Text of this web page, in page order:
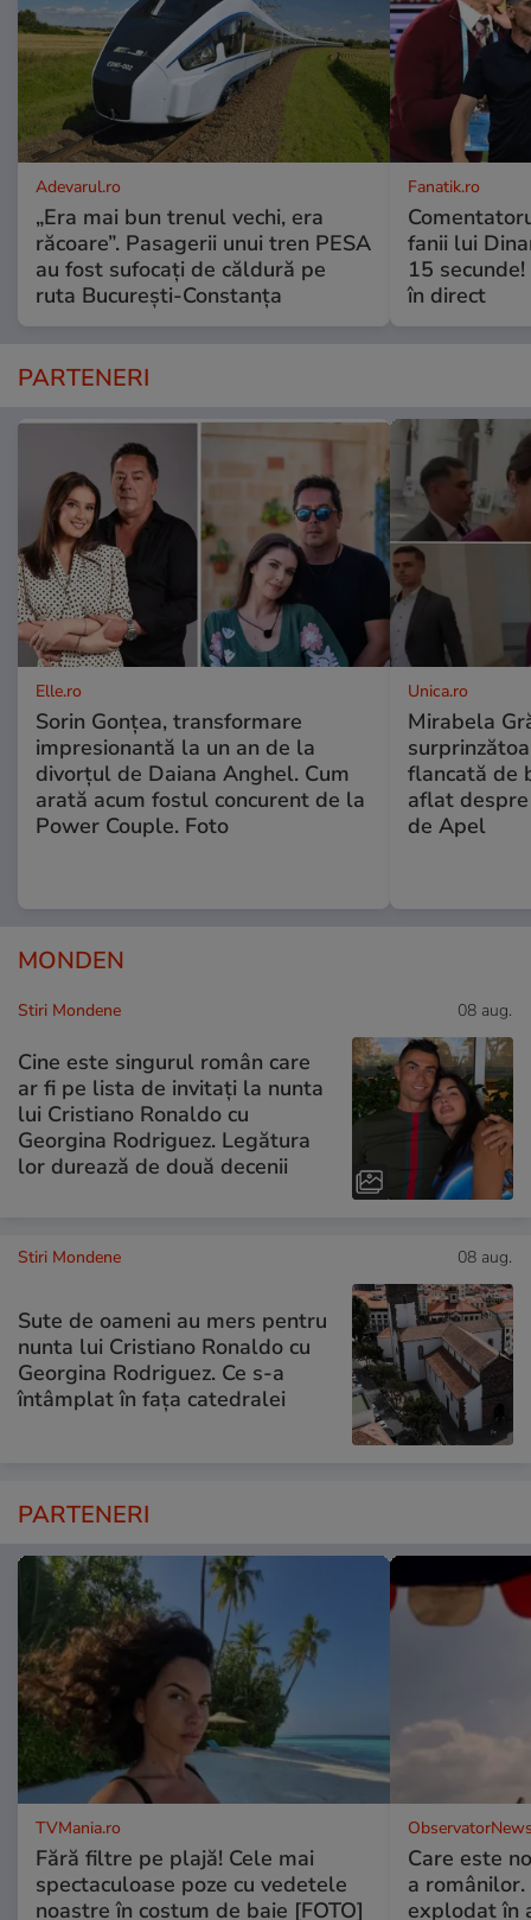
Adevarul.ro
„Era mai bun trenul vechi, era
răcoare”. Pasagerii unui tren PESA
au fost sufocați de căldură pe
ruta București-Constanța
Fanatik.ro
fanii lui
15
în direct
PARTENERI
Elle.ro
Sorin Gonțea, transformare
impresionantă la un an de la
divorțul de Daiana Anghel. Cum
arată acum fostul concurent de la
Power Couple. Foto
Unica.ro
Mirabela
flancată de
aflat
de Apel
MONDEN
Stiri Mondene 08 aug.
Cine este singurul român care
ar fi pe lista de invitați la nunta
lui Cristiano Ronaldo cu
Georgina Rodriguez. Legătura
lor durează de două decenii
Stiri Mondene 08 aug.
Sute de oameni au mers pentru
nunta lui Cristiano Ronaldo cu
Georgina Rodriguez. Ce s-a
întâmplat în fața catedralei
PARTENERI
TVMania.ro
Fără filtre pe plajă! Cele mai
spectaculoase poze cu vedetele
noastre în costum de baie [FOTO]
Care este
a
explodat în